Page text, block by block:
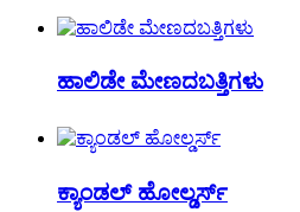
ಹಾಲಿಡೇ ಮೇಣದಬತ್ತಿಗಳು
ಕ್ಯಾಂಡಲ್ ಹೋಲ್ಡರ್ಸ್